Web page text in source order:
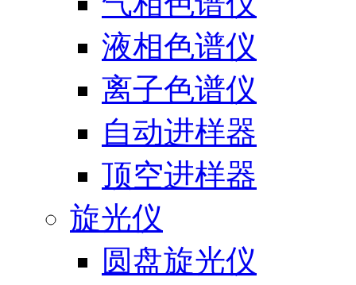
液相色谱仪
离子色谱仪
自动进样器
顶空进样器
旋光仪
圆盘旋光仪